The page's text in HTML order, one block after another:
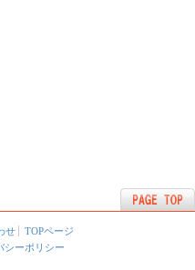
せ
TOPページ
シーポリシー